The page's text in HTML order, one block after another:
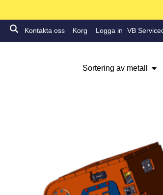
Kontakta oss Korg Logga in VB
Sortering av metall